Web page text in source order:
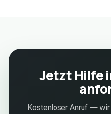
Jetzt Hilfe
Kostenloser Anruf — wir